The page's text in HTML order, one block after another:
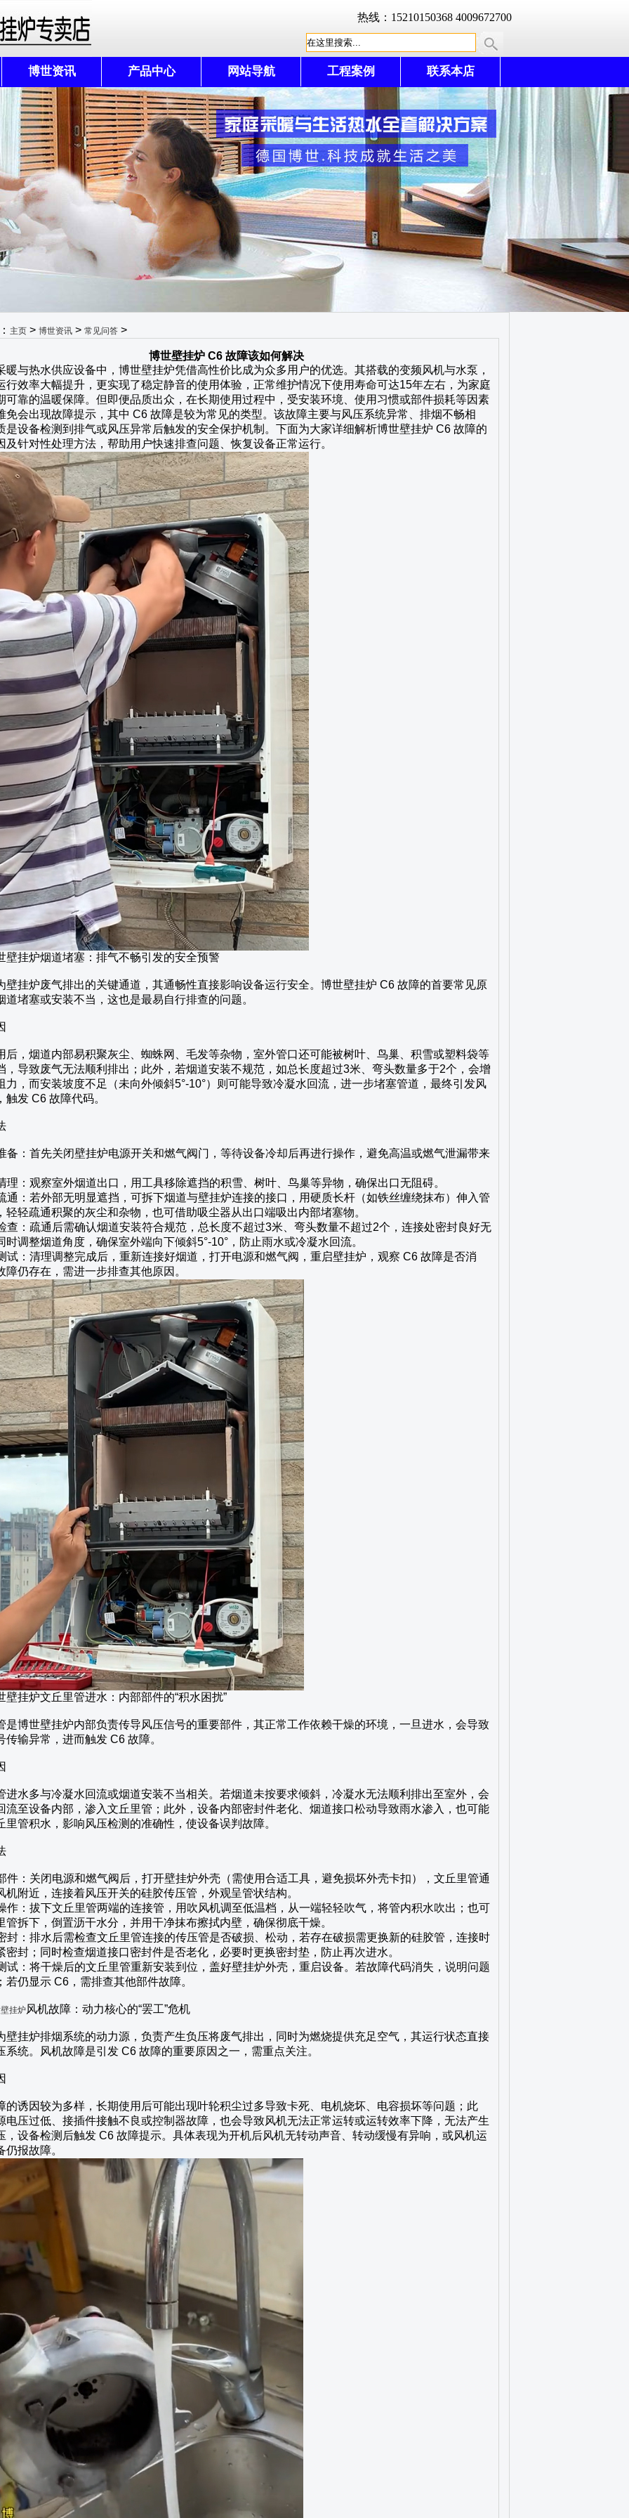
热线：15210150368 4009672700
博世资讯 产品中心 网站导航 工程案例 联系本店
主页 > 博世资讯 > 常见问答 >
博世壁挂炉 C6 故障该如何解决
暖与热水供应设备中，博世壁挂炉凭借高性价比成为众多用户的优选。其搭载的变频风机与水泵，
行效率大幅提升，更实现了稳定静音的使用体验，正常维护情况下使用寿命可达15年左右，为家庭
可靠的温暖保障。但即便品质出众，在长期使用过程中，受安装环境、使用习惯或部件损耗等因素
免会出现故障提示，其中 C6 故障是较为常见的类型。该故障主要与风压系统异常、排烟不畅相
是设备检测到排气或风压异常后触发的安全保护机制。下面为大家详细解析博世壁挂炉 C6 故障的
及针对性处理方法，帮助用户快速排查问题、恢复设备正常运行。
壁挂炉烟道堵塞：排气不畅引发的安全预警
壁挂炉废气排出的关键通道，其通畅性直接影响设备运行安全。博世壁挂炉 C6 故障的首要常见原
道堵塞或安装不当，这也是最易自行排查的问题。
后，烟道内部易积聚灰尘、蜘蛛网、毛发等杂物，室外管口还可能被树叶、鸟巢、积雪或塑料袋等
，导致废气无法顺利排出；此外，若烟道安装不规范，如总长度超过3米、弯头数量多于2个，会增
力，而安装坡度不足（未向外倾斜5°-10°）则可能导致冷凝水回流，进一步堵塞管道，最终引发风
触发 C6 故障代码。
备：首先关闭壁挂炉电源开关和燃气阀门，等待设备冷却后再进行操作，避免高温或燃气泄漏带来
理：观察室外烟道出口，用工具移除遮挡的积雪、树叶、鸟巢等异物，确保出口无阻碍。
通：若外部无明显遮挡，可拆下烟道与壁挂炉连接的接口，用硬质长杆（如铁丝缠绕抹布）伸入管
轻轻疏通积聚的灰尘和杂物，也可借助吸尘器从出口端吸出内部堵塞物。
查：疏通后需确认烟道安装符合规范，总长度不超过3米、弯头数量不超过2个，连接处密封良好无
时调整烟道角度，确保室外端向下倾斜5°-10°，防止雨水或冷凝水回流。
试：清理调整完成后，重新连接好烟道，打开电源和燃气阀，重启壁挂炉，观察 C6 故障是否消
障仍存在，需进一步排查其他原因。
壁挂炉文丘里管进水：内部部件的“积水困扰”
是博世壁挂炉内部负责传导风压信号的重要部件，其正常工作依赖干燥的环境，一旦进水，会导致
传输异常，进而触发 C6 故障。
进水多与冷凝水回流或烟道安装不当相关。若烟道未按要求倾斜，冷凝水无法顺利排出至室外，会
流至设备内部，渗入文丘里管；此外，设备内部密封件老化、烟道接口松动导致雨水渗入，也可能
里管积水，影响风压检测的准确性，使设备误判故障。
件：关闭电源和燃气阀后，打开壁挂炉外壳（需使用合适工具，避免损坏外壳卡扣），文丘里管通
机附近，连接着风压开关的硅胶传压管，外观呈管状结构。
作：拔下文丘里管两端的连接管，用吹风机调至低温档，从一端轻轻吹气，将管内积水吹出；也可
管拆下，倒置沥干水分，并用干净抹布擦拭内壁，确保彻底干燥。
封：排水后需检查文丘里管连接的传压管是否破损、松动，若存在破损需更换新的硅胶管，连接时
密封；同时检查烟道接口密封件是否老化，必要时更换密封垫，防止再次进水。
试：将干燥后的文丘里管重新安装到位，盖好壁挂炉外壳，重启设备。若故障代码消失，说明问题
若仍显示 C6，需排查其他部件故障。
挂炉风机故障：动力核心的“罢工”危机
壁挂炉排烟系统的动力源，负责产生负压将废气排出，同时为燃烧提供充足空气，其运行状态直接
系统。风机故障是引发 C6 故障的重要原因之一，需重点关注。
的诱因较为多样，长期使用后可能出现叶轮积尘过多导致卡死、电机烧坏、电容损坏等问题；此
电压过低、接插件接触不良或控制器故障，也会导致风机无法正常运转或运转效率下降，无法产生
，设备检测后触发 C6 故障提示。具体表现为开机后风机无转动声音、转动缓慢有异响，或风机运
仍报故障。